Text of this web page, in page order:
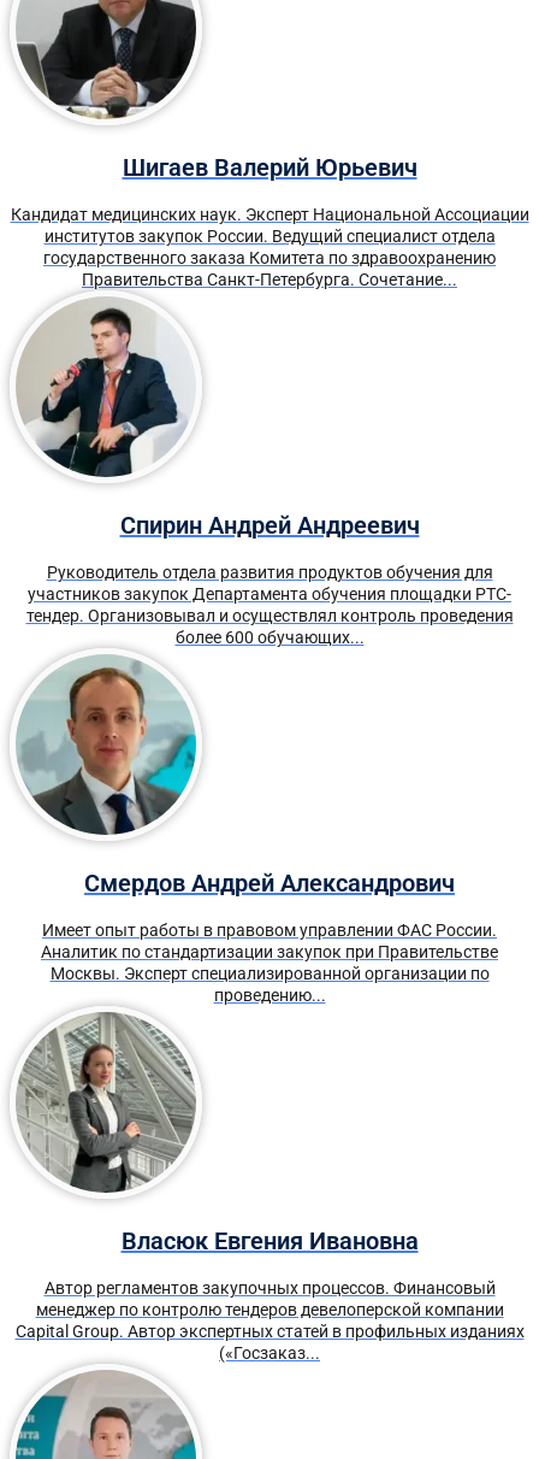
Шигаев Валерий Юрьевич
Кандидат медицинских наук. Эксперт Национальной Ассоциации
институтов закупок России. Ведущий специалист отдела
государственного заказа Комитета по здравоохранению
Правительства Санкт-Петербурга. Сочетание...
Спирин Андрей Андреевич
Руководитель отдела развития продуктов обучения для
участников закупок Департамента обучения площадки РТС-
тендер. Организовывал и осуществлял контроль проведения
более 600 обучающих...
Смердов Андрей Александрович
Имеет опыт работы в правовом управлении ФАС России.
Аналитик по стандартизации закупок при Правительстве
Москвы. Эксперт специализированной организации по
проведению...
Власюк Евгения Ивановна
Автор регламентов закупочных процессов. Финансовый
менеджер по контролю тендеров девелоперской компании
Capital Group. Автор экспертных статей в профильных изданиях
(«Госзаказ...